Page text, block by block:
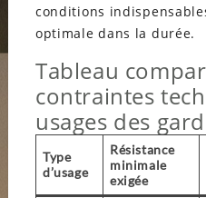
conditions
optimale dans la durée.
Tableau
contraintes
usages des
Type
d’usage
Résistance
minimale
exigée